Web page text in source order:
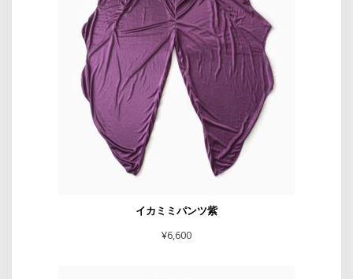
イカミミパンツ紫
¥6,600